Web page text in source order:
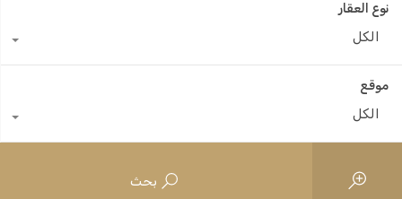
نوع العقار
الكل
موقع
الكل
بحث